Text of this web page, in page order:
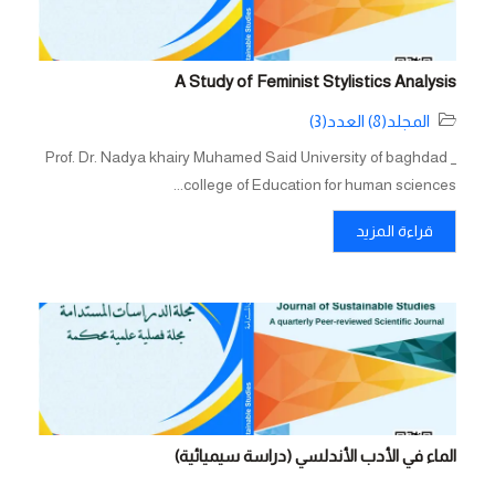
A Study of Feminist Stylistics Analysis
المجلد(8) العدد(3)
Prof. Dr. Nadya khairy Muhamed Said University of baghdad _
college of Education for human sciences...
قراءة المزيد
الماء في الأدب الأندلسي (دراسة سيميائية)